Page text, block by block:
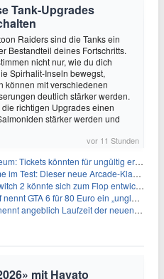
Tank-Upgrades
Raiders sind die Tanks ein
Bestandteil deines Fortschritts.
nicht nur, wie du dich
Spirhalit-Inseln bewegst,
können mit verschiedenen
deutlich stärker werden.
richtigen Upgrades einen
stärker werden und
vor 11 Stunden
Tickets könnten für ungültig erklärt werden!
Dieser neue Arcade-Klassiker verzeiht dir gar nichts
2 könnte sich zum Flop entwickeln
6 für 80 Euro ein „unglaubliches Schnäppchen“
Laufzeit der neuen Gameplay-Präsentation
mit Hayato